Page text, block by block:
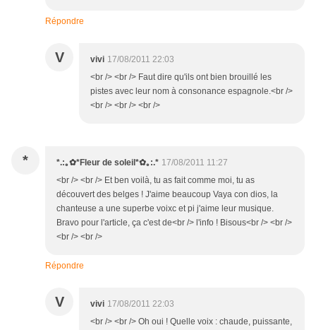
Répondre
V vivi 17/08/2011 22:03
<br /> <br /> Faut dire qu'ils ont bien brouillé les
pistes avec leur nom à consonance espagnole.<br />
<br /> <br /> <br />
* *.:｡✿*Fleur de soleil*✿｡:.* 17/08/2011 11:27
<br /> <br /> Et ben voilà, tu as fait comme moi, tu as
découvert des belges ! J'aime beaucoup Vaya con dios, la
chanteuse a une superbe voixc et pi j'aime leur musique.
Bravo pour l'article, ça c'est de<br /> l'info ! Bisous<br /> <br />
<br /> <br />
Répondre
V vivi 17/08/2011 22:03
<br /> <br /> Oh oui ! Quelle voix : chaude, puissante,